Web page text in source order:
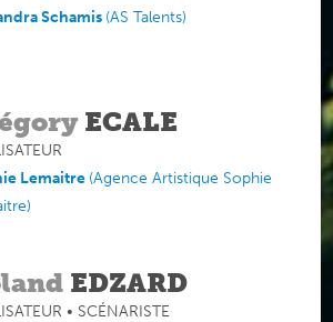
Schamis (AS Talents)
ECALE
Lemaitre (Agence Artistique Sophie
)
EDZARD
• SCÉNARISTE